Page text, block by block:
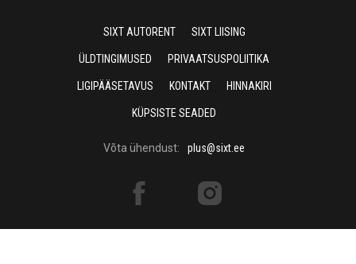
SIXT AUTORENT SIXT LIISING
ÜLDTINGIMUSED PRIVAATSUSPOLIITIKA
LIGIPÄÄSETAVUS KONTAKT HINNAKIRI
KÜPSISTE SEADED
Võta ühendust: plus@sixt.ee